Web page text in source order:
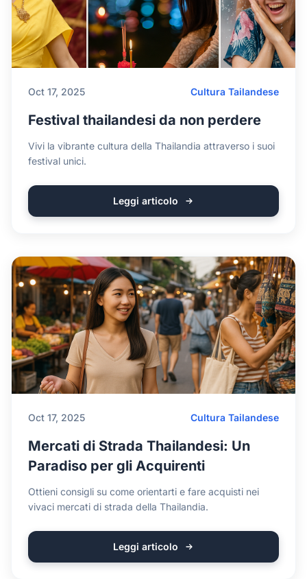
Oct 17, 2025 Cultura Tailandese
Festival thailandesi da non perdere
Vivi la vibrante cultura della Thailandia attraverso i suoi
festival unici.
Leggi articolo
Oct 17, 2025 Cultura Tailandese
Mercati di Strada Thailandesi: Un
Paradiso per gli Acquirenti
Ottieni consigli su come orientarti e fare acquisti nei
vivaci mercati di strada della Thailandia.
Leggi articolo